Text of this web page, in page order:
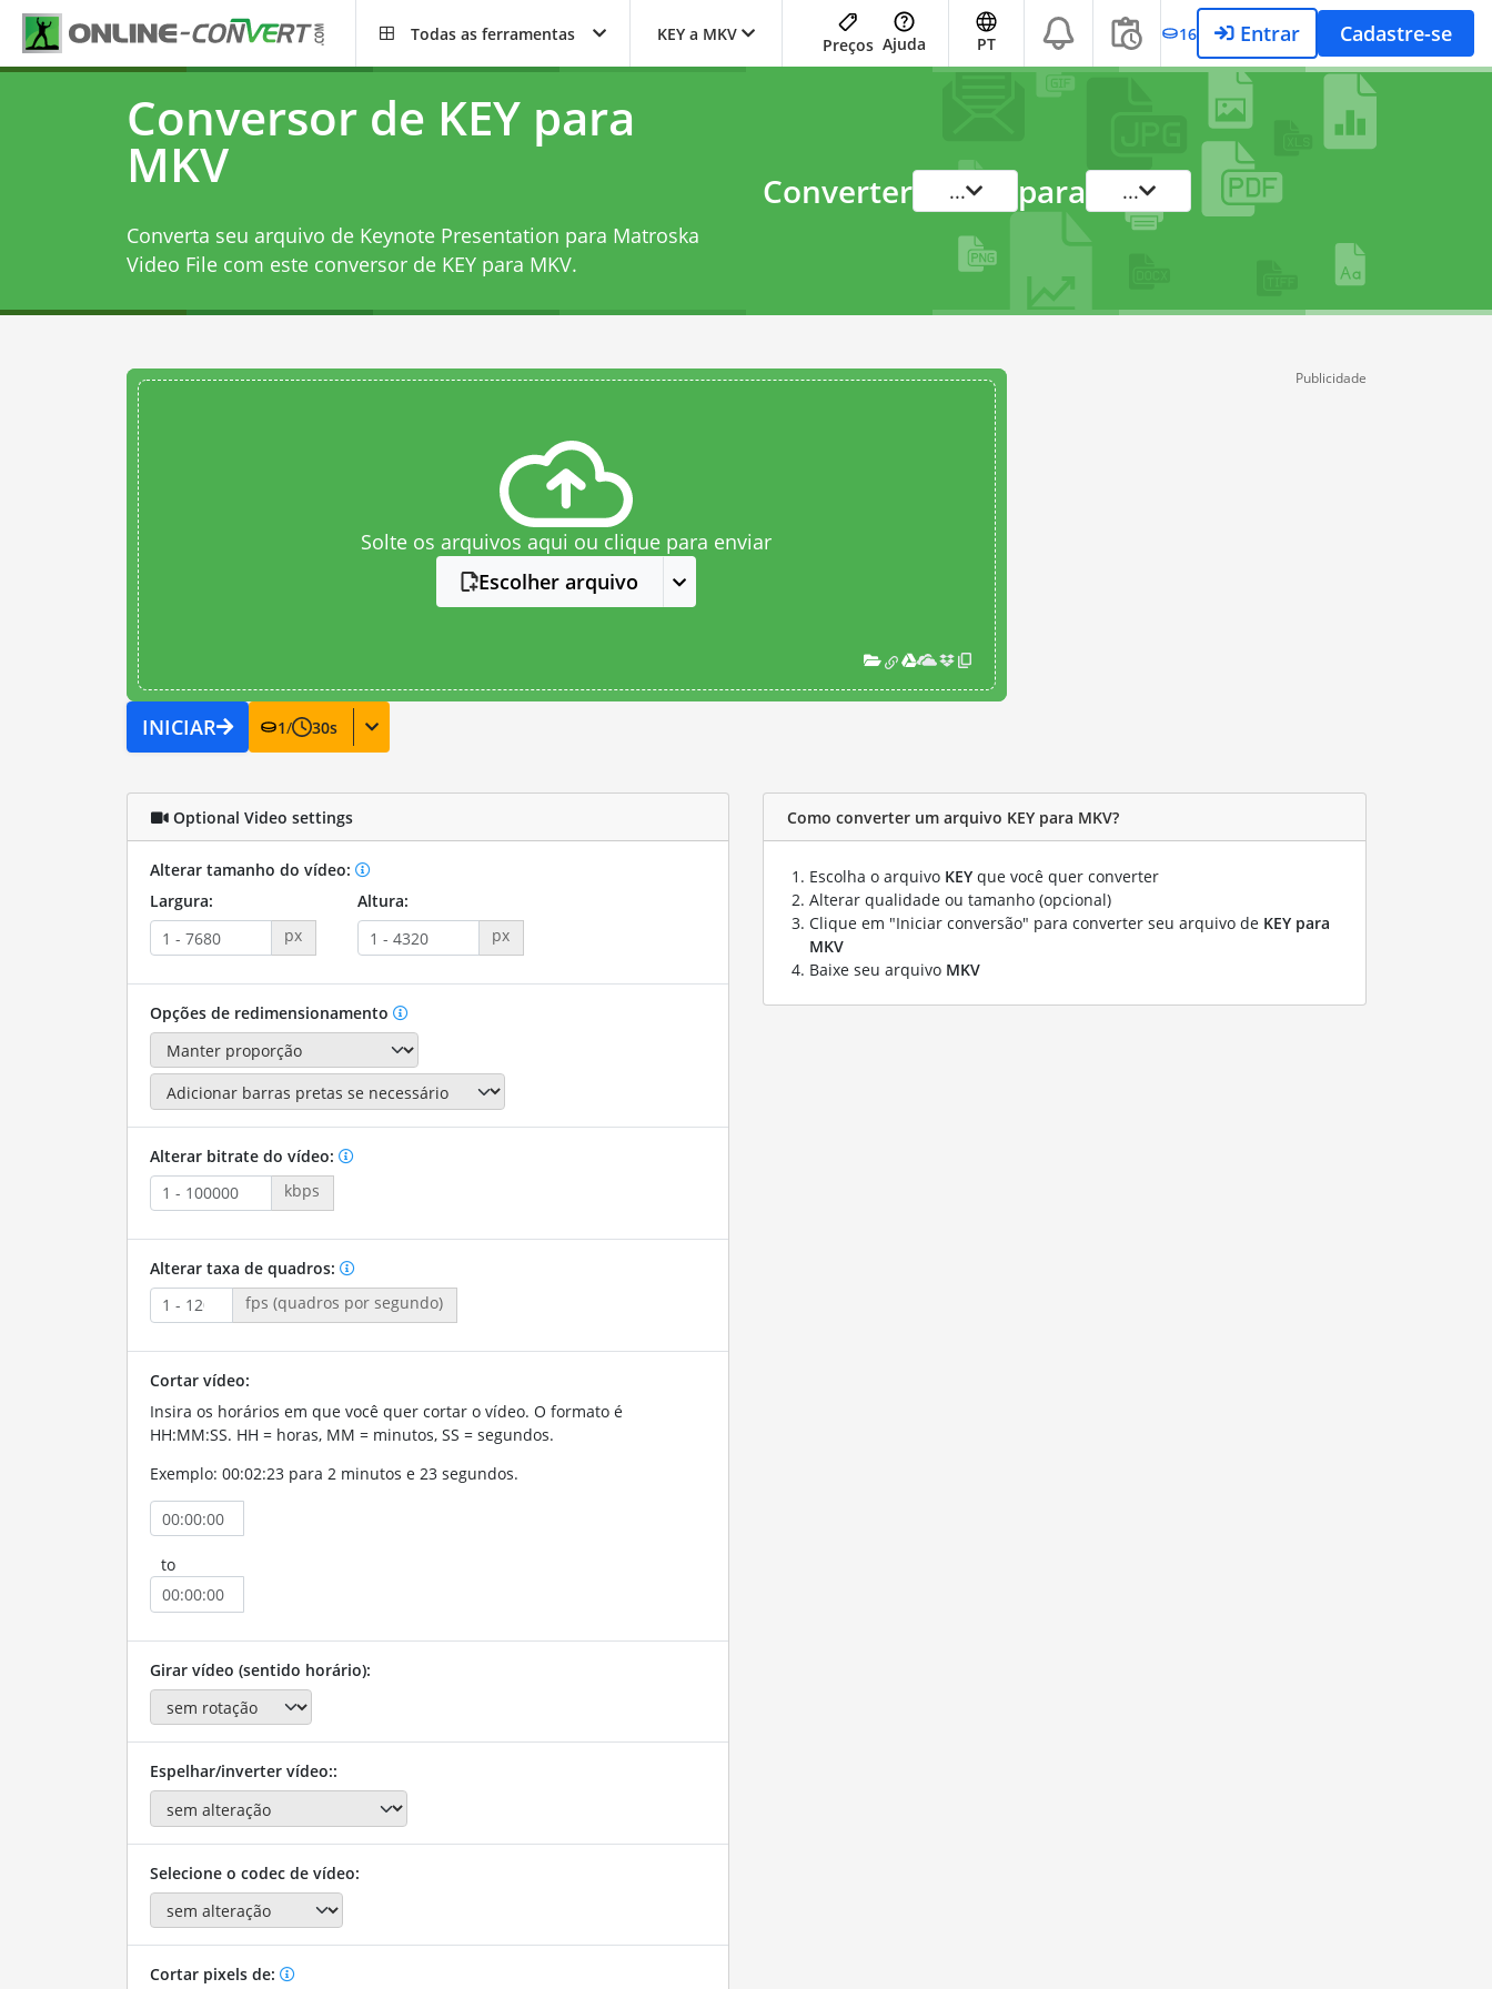
Todas as ferramentas KEY a MKV
Preços Ajuda PT 16 Entrar Cadastre-se
Conversor de KEY para
MKV
Converta seu arquivo de Keynote Presentation para Matroska
Video File com este conversor de KEY para MKV.
Converter ... para ...
Solte os arquivos aqui ou clique para enviar
Escolher arquivo
INICIAR 1/ 30s
Publicidade
Optional Video settings
Alterar tamanho do vídeo:
Largura:
px
Altura:
px
Opções de redimensionamento
Alterar bitrate do vídeo:
kbps
Alterar taxa de quadros:
fps (quadros por segundo)
Cortar vídeo:
Insira os horários em que você quer cortar o vídeo. O formato é
HH:MM:SS. HH = horas, MM = minutos, SS = segundos.
Exemplo: 00:02:23 para 2 minutos e 23 segundos.
to
Girar vídeo (sentido horário):
Espelhar/inverter vídeo::
Selecione o codec de vídeo:
Cortar pixels de:
Como converter um arquivo KEY para MKV?
Escolha o arquivo KEY que você quer converter
Alterar qualidade ou tamanho (opcional)
Clique em "Iniciar conversão" para converter seu arquivo de KEY para
MKV
Baixe seu arquivo MKV